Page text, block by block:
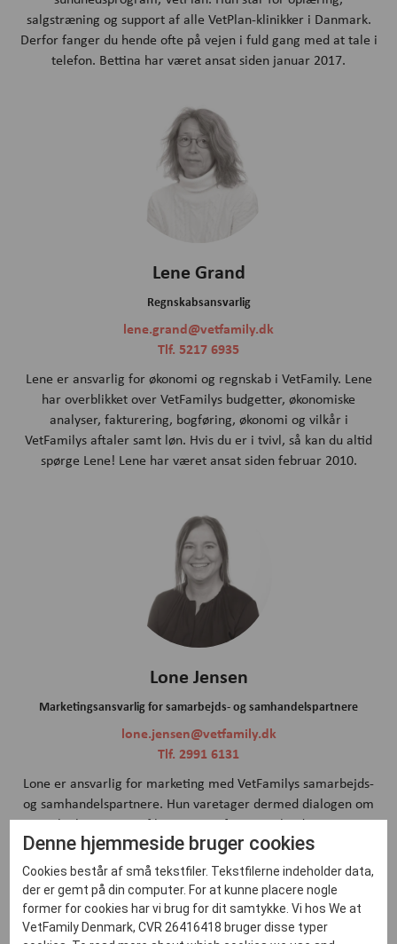
salgstræning og support af alle VetPlan-klinikker i Danmark.
Derfor fanger du hende ofte på vejen i fuld gang med at tale i
telefon. Bettina har været ansat siden januar 2017.
Lene Grand
Regnskabsansvarlig
lene.grand@vetfamily.dk
Tlf. 5217 6935
Lene er ansvarlig for økonomi og regnskab i VetFamily. Lene
har overblikket over VetFamilys budgetter, økonomiske
analyser, fakturering, bogføring, økonomi og vilkår i
VetFamilys aftaler samt løn. Hvis du er i tvivl, så kan du altid
spørge Lene! Lene har været ansat siden februar 2010.
Lone Jensen
Marketingsansvarlig for samarbejds- og samhandelspartnere
lone.jensen@vetfamily.dk
Tlf. 2991 6131
Lone er ansvarlig for marketing med VetFamilys samarbejds-
og samhandelspartnere. Hun varetager dermed dialogen om
og planlægningen af kampagner fra samarbejdspartnere.
Lone er også ansvarlig for branding og kommunikation af
VetPlan. Lone har været ansat siden april 2019.
Denne hjemmeside bruger cookies
Cookies består af små tekstfiler. Tekstfilerne indeholder data,
der er gemt på din computer. For at kunne placere nogle
former for cookies har vi brug for dit samtykke. Vi hos We at
VetFamily Denmark, CVR 26416418 bruger disse typer